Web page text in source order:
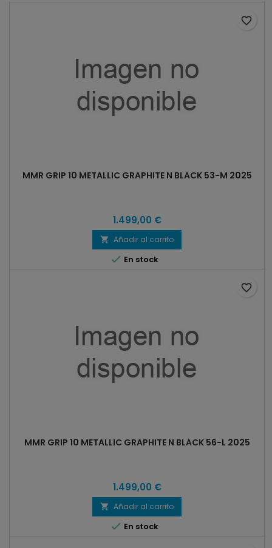
MMR GRIP 10 METALLIC GRAPHITE N BLACK 53-M 2025
1.499,00 €
 Añadir al carrito
 En stock
favorite_border
MMR GRIP 10 METALLIC GRAPHITE N BLACK 56-L 2025
1.499,00 €
 Añadir al carrito
 En stock
favorite_border